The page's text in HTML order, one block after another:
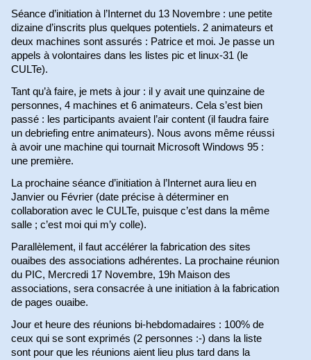
Séance d’initiation à l’Internet du 13 Novembre : une petite
dizaine d’inscrits plus quelques potentiels. 2 animateurs et
deux machines sont assurés : Patrice et moi. Je passe un
appels à volontaires dans les listes pic et linux-31 (le
CULTe).
Tant qu’à faire, je mets à jour : il y avait une quinzaine de
personnes, 4 machines et 6 animateurs. Cela s’est bien
passé : les participants avaient l’air content (il faudra faire
un debriefing entre animateurs). Nous avons même réussi
à avoir une machine qui tournait Microsoft Windows 95 :
une première.
La prochaine séance d’initiation à l’Internet aura lieu en
Janvier ou Février (date précise à déterminer en
collaboration avec le CULTe, puisque c’est dans la même
salle ; c’est moi qui m’y colle).
Parallèlement, il faut accélérer la fabrication des sites
ouaibes des associations adhérentes. La prochaine réunion
du PIC, Mercredi 17 Novembre, 19h Maison des
associations, sera consacrée à une initiation à la fabrication
de pages ouaibe.
Jour et heure des réunions bi-hebdomadaires : 100% de
ceux qui se sont exprimés (2 personnes :-) dans la liste
sont pour que les réunions aient lieu plus tard dans la